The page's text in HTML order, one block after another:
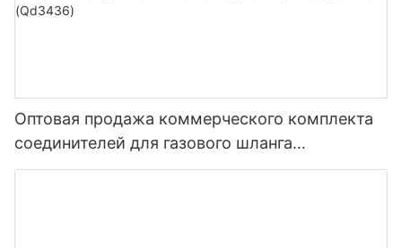
Оптовая продажа коммерческого комплекта
соединителей для газового шланга
диаметром 36 дюймов (Qd3436)